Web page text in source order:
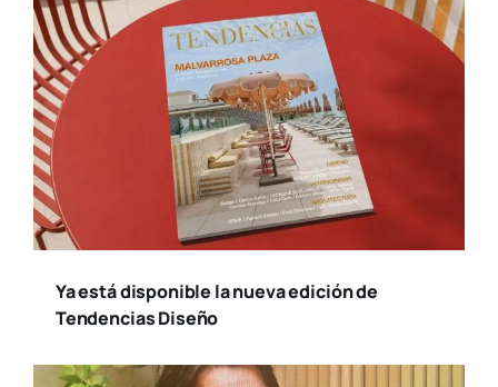
Ya está disponible la nueva edición de
Tendencias Diseño